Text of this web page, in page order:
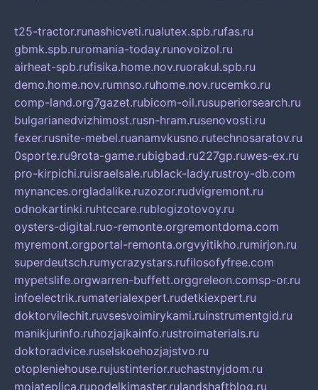
t25-tractor.runashicveti.rualutex.spb.rufas.ru
gbmk.spb.ruromania-today.runovoizol.ru
airheat-spb.rufisika.home.nov.ruorakul.spb.ru
demo.home.nov.rumnso.ruhome.nov.rucemko.ru
comp-land.org7gazet.rubicom-oil.rusuperiorsearch.ru
bulgarianedvizhimost.rusn-hram.rusenovosti.ru
fexer.rusnite-mebel.ruanamvkusno.rutechnosaratov.ru
0sporte.ru9rota-game.rubigbad.ru227gp.ruwes-ex.ru
pro-kirpichi.ruisraelsale.rublack-lady.rustroy-db.com
mynances.orgladalike.ruzozor.rudvigremont.ru
odnokartinki.ruhtccare.rublogizotovoy.ru
oysters-digital.ruo-remonte.orgremontdoma.com
myremont.orgportal-remonta.orgvyitikho.rumirjon.ru
superdeutsch.rumycrazystars.rufilosofyfree.com
mypetslife.orgwarren-buffett.orggreleon.comsp-or.ru
infoelectrik.rumaterialexpert.rudetkiexpert.ru
doktorvilechit.ruvsesvoimirykami.ruinstrumentgid.ru
manikjurinfo.ruhozjajkainfo.rustroimaterials.ru
doktoradvice.ruselskoehozjajstvo.ru
otopleniehouse.rujustinterior.ruchastnyjdom.ru
mojateplica.rupodelkimaster.rulandshaftblog.ru